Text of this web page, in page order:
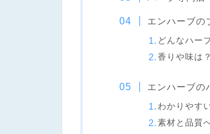
エンハーブの
どんなハー
香りや味は？
エンハーブの
わかりやす
素材と品質